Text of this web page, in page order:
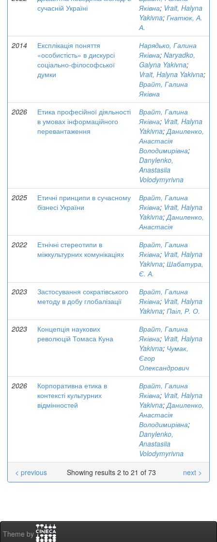
сучасній Україні
Яківна; Vrait, Halyna
Yakivna; Гнатюк, А.
А.
2014
Експлікація поняття
«особистість» в дискурсі
соціально-філософської
думки
Нарядько, Галина
Яківна; Naryadko,
Galyna Yakivna;
Vrait, Halyna Yakivna;
Врайт, Галина
Яківна
2026
Етика професійної діяльності
в умовах інформаційного
перевантаження
Врайт, Галина
Яківна; Vrait, Halyna
Yakivna;Даниленко,
Анастасія
Володимирівна;
Danylenko,
Anastasiia
Volodymyrivna
2025
Етичні принципи в сучасному
бізнесі України
Врайт, Галина
Яківна; Vrait, Halyna
Yakivna;Даниленко,
Анастасія
2022
Етнічні стереотипи в
міжкультурних комунікаціях
Врайт, Галина
Яківна; Vrait, Halyna
Yakivna; Шабатура,
Є. А.
2023
Застосування сократівського
методу в добу глобалізації
Врайт, Галина
Яківна; Vrait, Halyna
Yakivna; Паіл, Р. О.
2023
Концепція наукових
революцій Томаса Куна
Врайт, Галина
Яківна; Vrait, Halyna
Yakivna; Чумак,
Єгор
Олександрович
2026
Корпоративна етика в
контексті культурних
відмінностей
Врайт, Галина
Яківна; Vrait, Halyna
Yakivna;Даниленко,
Анастасія
Володимирівна;
Danylenko,
Anastasiia
Volodymyrivna
Showing results 2 to 21 of 73
< previous next >
Theme by